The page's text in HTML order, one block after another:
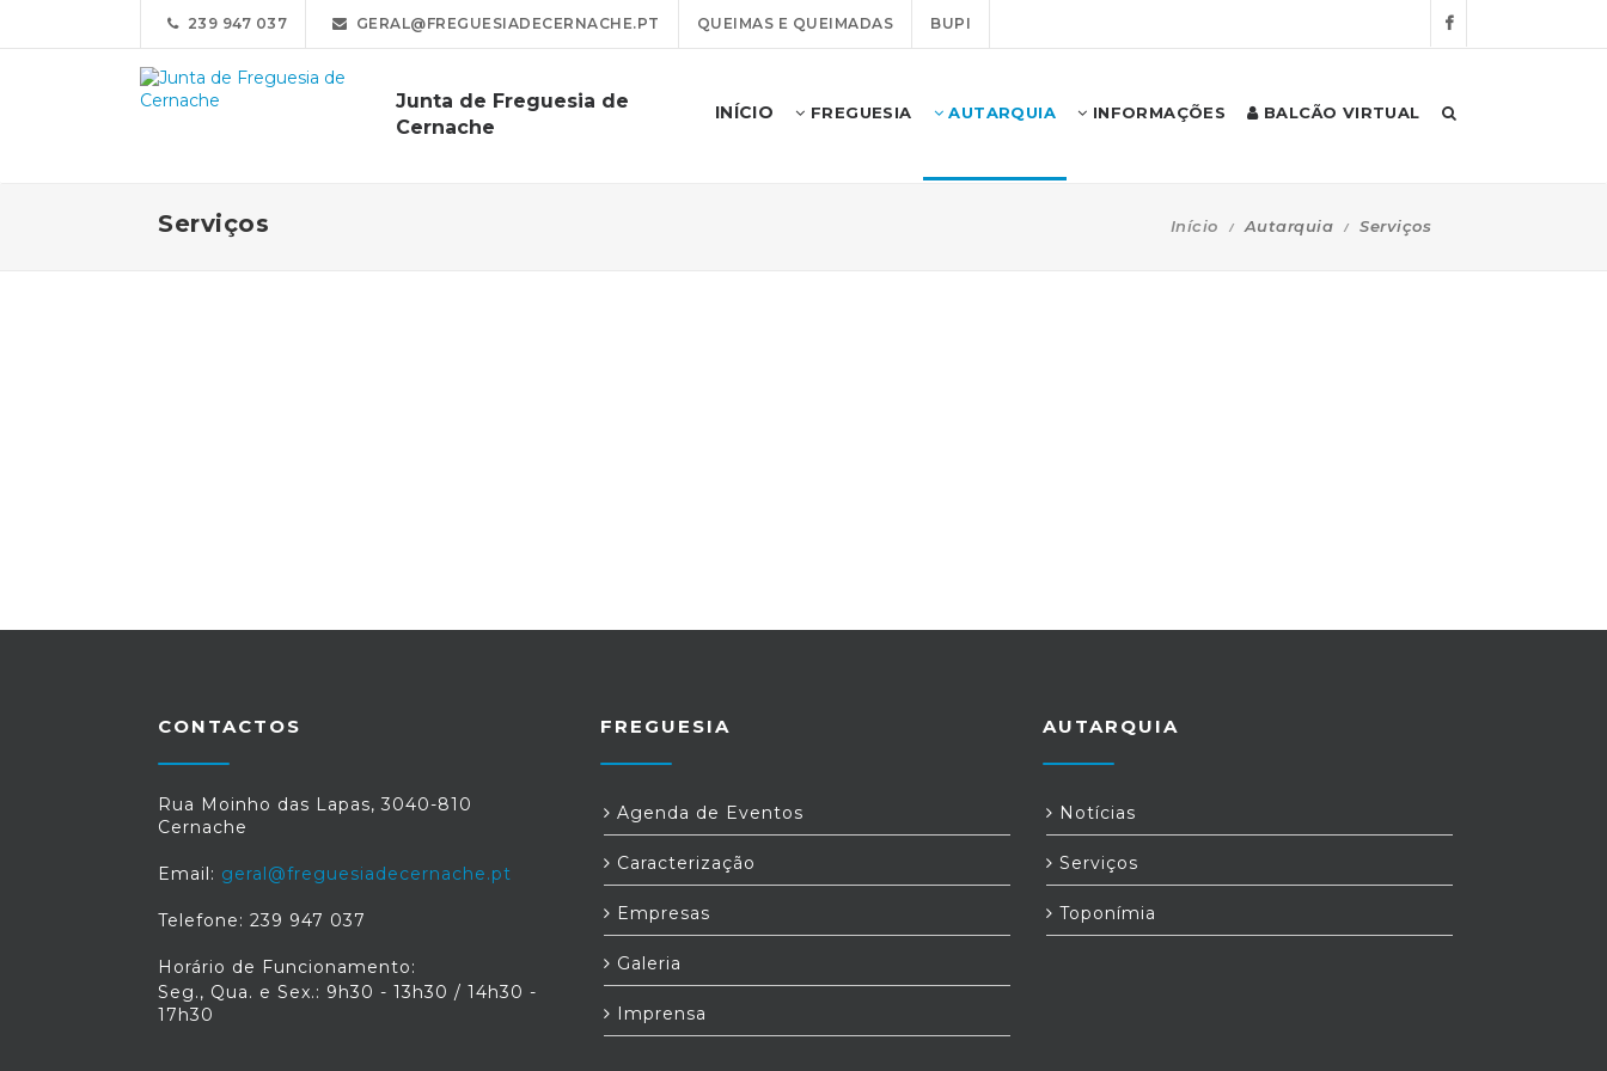
239 947 037 GERAL@FREGUESIADECERNACHE.PT QUEIMAS E QUEIMADAS BUPI
Junta de Freguesia de
Cernache
INÍCIO FREGUESIA AUTARQUIA INFORMAÇÕES BALCÃO VIRTUAL
Serviços Início Autarquia Serviços
CONTACTOS
Rua Moinho das Lapas, 3040-810
Cernache
Email: geral@freguesiadecernache.pt
Telefone: 239 947 037
Horário de Funcionamento:
Seg., Qua. e Sex.: 9h30 - 13h30 / 14h30 -
17h30
FREGUESIA
Agenda de Eventos
Caracterização
Empresas
Galeria
Imprensa
AUTARQUIA
Notícias
Serviços
Toponímia